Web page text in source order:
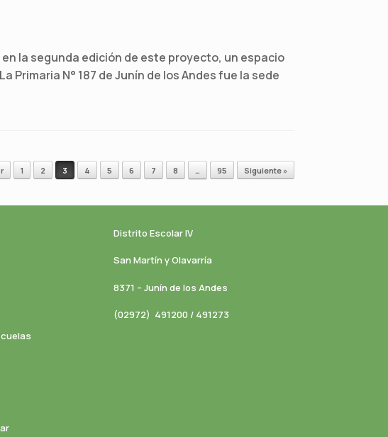
en la segunda edición de este proyecto, un espacio
N° 187 de Junín de los Andes fue la sede
1 2 3 4 5 6 7 8 … 95 Siguiente »
Distrito Escolar IV
San Martín y Olavarría
8371 – Junín de los Andes
(02972) 491200 / 491273